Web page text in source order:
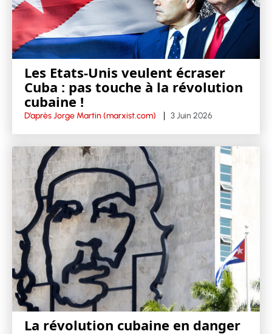
Les Etats-Unis veulent écraser
Cuba : pas touche à la révolution
cubaine !
D’après Jorge Martin (marxist.com) 3 Juin 2026
La révolution cubaine en danger